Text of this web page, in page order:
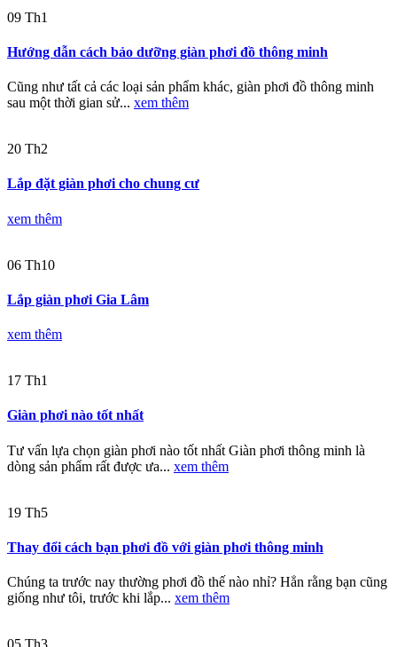
09 Th1
Hướng dẫn cách bảo dưỡng giàn phơi đồ thông minh
Cũng như tất cả các loại sản phẩm khác, giàn phơi đồ thông minh
sau một thời gian sử... xem thêm
20 Th2
Lắp đặt giàn phơi cho chung cư
xem thêm
06 Th10
Lắp giàn phơi Gia Lâm
xem thêm
17 Th1
Giàn phơi nào tốt nhất
Tư vấn lựa chọn giàn phơi nào tốt nhất Giàn phơi thông minh là
dòng sản phẩm rất được ưa... xem thêm
19 Th5
Thay đổi cách bạn phơi đồ với giàn phơi thông minh
Chúng ta trước nay thường phơi đồ thế nào nhỉ? Hẳn rằng bạn cũng
giống như tôi, trước khi lắp... xem thêm